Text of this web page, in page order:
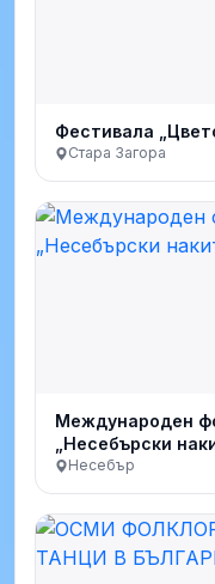
Фестивала
Стара Загора
Международен
„Несебърски
Несебър